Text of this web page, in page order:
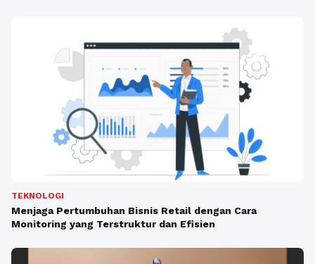
TEKNOLOGI
Menjaga Pertumbuhan Bisnis Retail dengan Cara
Monitoring yang Terstruktur dan Efisien